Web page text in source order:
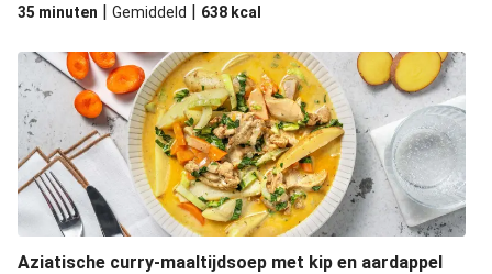
35 minuten | Gemiddeld | 638 kcal
Aziatische curry-maaltijdsoep met kip en aardappel